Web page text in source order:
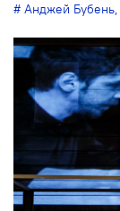
Анджей Бубень,